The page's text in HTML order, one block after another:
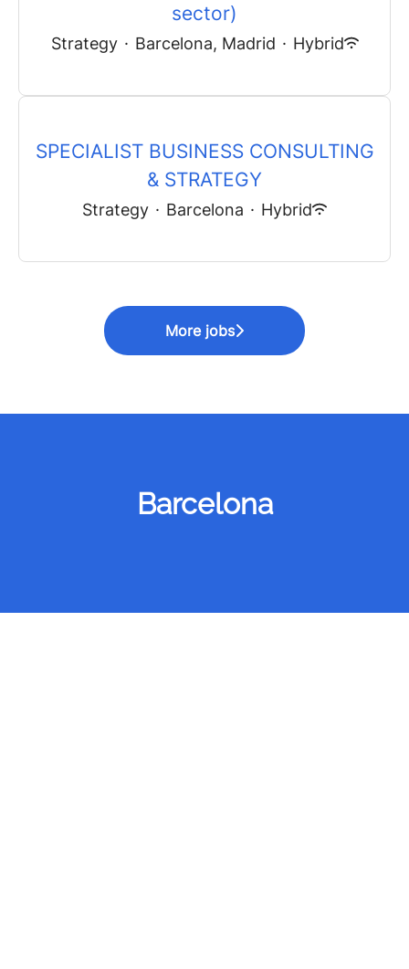
sector)
Strategy · Barcelona, Madrid · Hybrid
SPECIALIST BUSINESS CONSULTING
& STRATEGY
Strategy · Barcelona · Hybrid
More jobs
Barcelona